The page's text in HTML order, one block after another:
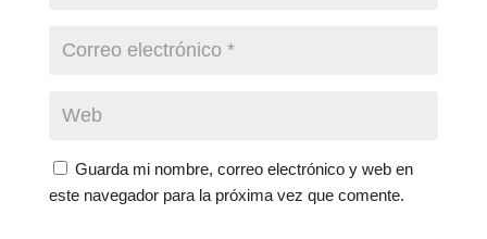
Guarda mi nombre, correo electrónico y web en
este navegador para la próxima vez que comente.